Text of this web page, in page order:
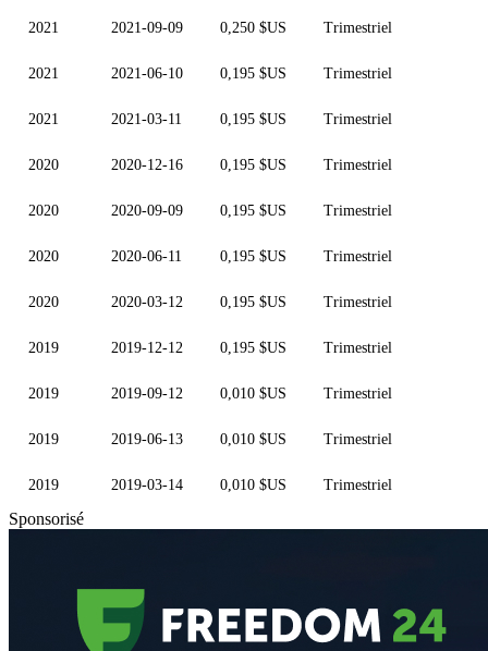
2021 2021-09-09 0,250 $US Trimestriel
2021 2021-06-10 0,195 $US Trimestriel
2021 2021-03-11 0,195 $US Trimestriel
2020 2020-12-16 0,195 $US Trimestriel
2020 2020-09-09 0,195 $US Trimestriel
2020 2020-06-11 0,195 $US Trimestriel
2020 2020-03-12 0,195 $US Trimestriel
2019 2019-12-12 0,195 $US Trimestriel
2019 2019-09-12 0,010 $US Trimestriel
2019 2019-06-13 0,010 $US Trimestriel
2019 2019-03-14 0,010 $US Trimestriel
Sponsorisé